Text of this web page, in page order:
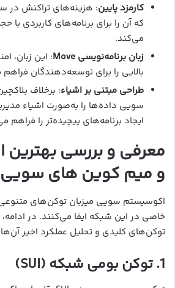
کارمزد پایین: هزینه‌های تراکنش در
که آن را برای برنامه‌های کاربردی با
می‌کند.
زبان برنامه‌نویسی Move
: این زبان،
بالایی را برای توسعه‌دهندگان
طراحی مبتنی بر اشیاء: برخلاف
سویی داده‌ها را به‌صورت اشیاء
ایجاد برنامه‌های پیچیده‌تر را فراهم
معرفی و بررسی بهترین
و میم کوین های سویی
اکوسیستم سویی میزبان توکن‌های
خاصی در این شبکه ایفا می‌کنند. در
توکن‌های کلیدی و تحلیل عملکرد اخیر
1. توکن بومی شبکه (SUI)